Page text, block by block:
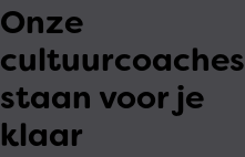
Onze
cultuurcoaches
staan voor je
klaar